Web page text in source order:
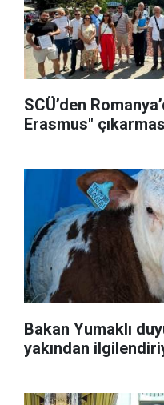
SCÜ’den
Erasmus"
Bakan Yumaklı
yakından